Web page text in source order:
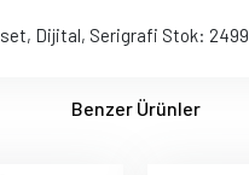
Dijital, Serigrafi Stok: 2499
Benzer Ürünler